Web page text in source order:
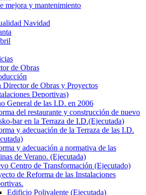
mejora y mantenimiento
Navidad
de Obras
Director de Obras y Proyectos
Deportivas)
General de las I.D. en 2006
del restaurante y construcción de nuevo
bar en la Terraza de I.D.(Ejecutada)
y adecuación de la Terraza de las I.D.
y adecuación a normativa de las
de Verano. (Ejecutada)
Centro de Transformación (Ejecutado)
de Reforma de las Instalaciones
Edificio Polivalente (Ejecutada)